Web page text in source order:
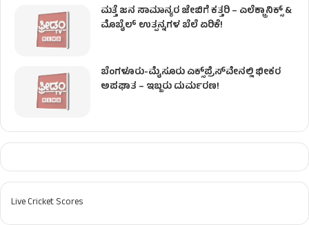
ಮತ್ತೆ ಜನ ಸಾಮಾನ್ಯರ ಜೇಬಿಗೆ ಕತ್ತರಿ – ಎಲೆಕ್ಟ್ರಾನಿಕ್ಸ್ &
ಮೊಬೈಲ್ ಉತ್ಪನ್ನಗಳ ಬೆಲೆ ಏರಿಕೆ!
ಬೆಂಗಳೂರು-ಮೈಸೂರು ಎಕ್ಸ್‌ಪ್ರೆಸ್‌ವೇನಲ್ಲಿ ಭೀಕರ
ಅಪಘಾತ – ಇಬ್ಬರು ದುರ್ಮರಣ!
Live Cricket Scores